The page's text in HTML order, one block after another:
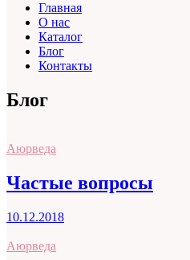
Главная
О нас
Каталог
Блог
Контакты
Блог
Аюрведа
Частые вопросы
10.12.2018
Аюрведа